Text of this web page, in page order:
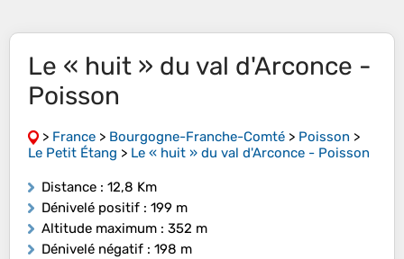
Le « huit » du val d'Arconce -
Poisson
> France > Bourgogne-Franche-Comté > Poisson >
Le Petit Étang > Le « huit » du val d'Arconce - Poisson
Distance : 12,8 Km
Dénivelé positif : 199 m
Altitude maximum : 352 m
Dénivelé négatif : 198 m